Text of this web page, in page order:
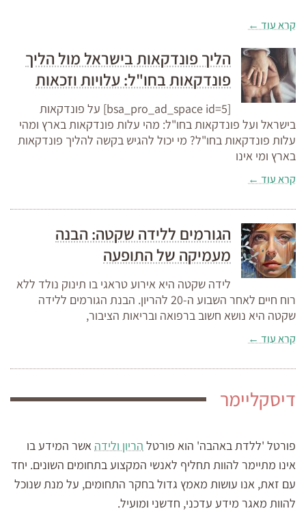
קרא עוד ←
הליך פונדקאות בישראל מול הליך
פונדקאות בחו"ל: עלויות וזכאות
[bsa_pro_ad_space id=5] על פונדקאות
בישראל ועל פונדקאות בחו"ל: מהי עלות פונדקאות בארץ ומהי
עלות פונדקאות בחו"ל? מי יכול להגיש בקשה להליך פונדקאות
בארץ ומי אינו
קרא עוד ←
הגורמים ללידה שקטה: הבנה
מעמיקה של התופעה
לידה שקטה היא אירוע טראגי בו תינוק נולד ללא
רוח חיים לאחר השבוע ה-20 להריון. הבנת הגורמים ללידה
שקטה היא נושא חשוב ברפואה ובריאות הציבור,
קרא עוד ←
דיסקליימר
פורטל 'ללדת באהבה' הוא פורטל הריון ולידה אשר המידע בו
אינו מתיימר להוות תחליף לאנשי המקצוע בתחומים השונים. יחד
עם זאת, אנו עושות מאמץ גדול בחקר התחומים, על מנת שנוכל
להוות מאגר מידע עדכני, חדשני ומועיל.